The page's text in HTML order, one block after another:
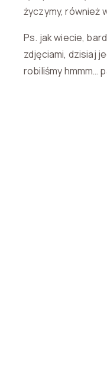
życzymy, również
Ps. jak wiecie,
zdjęciami, dzisiaj
robiliśmy hmmm…